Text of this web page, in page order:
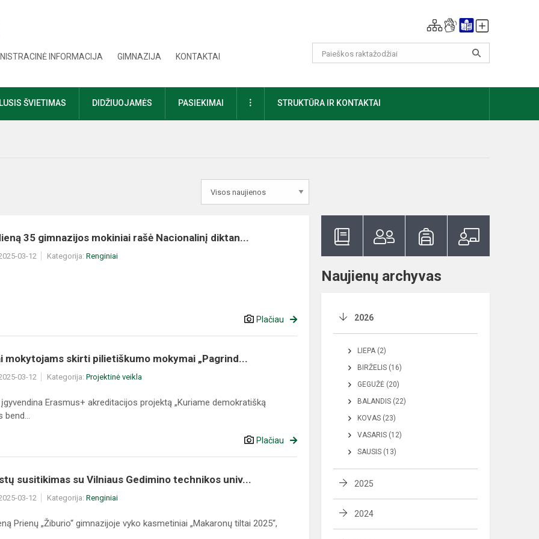
INFORMACIJA GIMNAZIJA KONTAKTAI
ŠVIETIMAS DIDŽIUOJAMĖS PASIEKIMAI DAUGIAUSTRUKTŪRA IR KONTAKTAI
35 gimnazijos mokiniai rašė Nacionalinį diktan...
03-12 Kategorija: Renginiai
Plačiau
mokytojams skirti pilietiškumo mokymai „Pagrind...
03-12 Kategorija: Projektinė veikla
Erasmus+ akreditacijos projektą „Kuriame demokratišką
bend...
Plačiau
susitikimas su Vilniaus Gedimino technikos univ...
03-12 Kategorija: Renginiai
Prienų „Žiburio“ gimnazijoje vyko kasmetiniai „Makaronų tiltai 2025“,
Naujienų archyvas
2026
LIEPA (2)
BIRŽELIS (16)
GEGUŽĖ (20)
BALANDIS (22)
KOVAS (23)
VASARIS (12)
SAUSIS (13)
2025
2024